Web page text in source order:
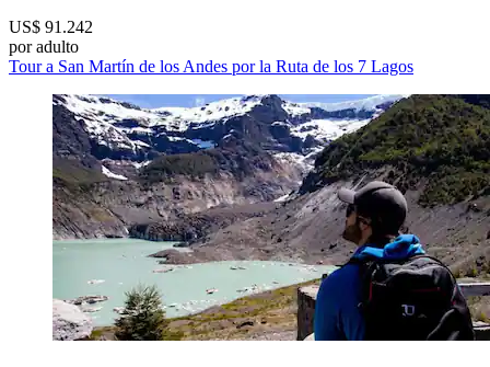
US$ 91.242
por adulto
Tour a San Martín de los Andes por la Ruta de los 7 Lagos